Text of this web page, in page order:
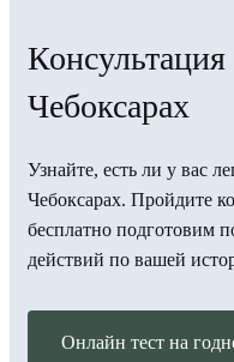
Чебоксарах
Узнайте, есть ли у вас
Чебоксарах. Пройдите
бесплатно подготовим
действий по вашей
Онлайн тест на